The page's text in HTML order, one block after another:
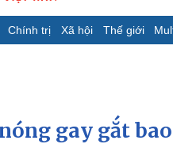
Chính trị Xã hội Thế giới
sự
thật
Giáo dục
Dấu ấn VOV
gay gắt